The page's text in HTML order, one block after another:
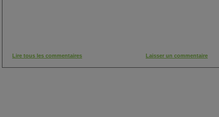
Lire tous les commentaires Laisser un commentaire